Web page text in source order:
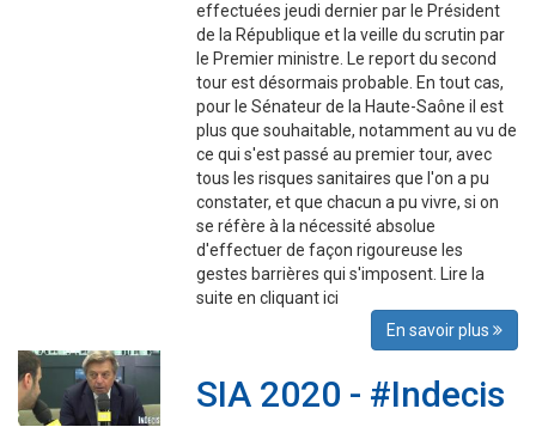
effectuées jeudi dernier par le Président
de la République et la veille du scrutin par
le Premier ministre. Le report du second
tour est désormais probable. En tout cas,
pour le Sénateur de la Haute-Saône il est
plus que souhaitable, notamment au vu de
ce qui s'est passé au premier tour, avec
tous les risques sanitaires que l'on a pu
constater, et que chacun a pu vivre, si on
se réfère à la nécessité absolue
d'effectuer de façon rigoureuse les
gestes barrières qui s'imposent. Lire la
suite en cliquant ici
En savoir plus
SIA 2020 - #Indecis